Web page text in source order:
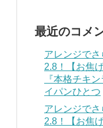
最近のコメ
アレンジで
2.8！【お焦
『本格チキ
イパンひとつ
アレンジで
2.8！【お焦